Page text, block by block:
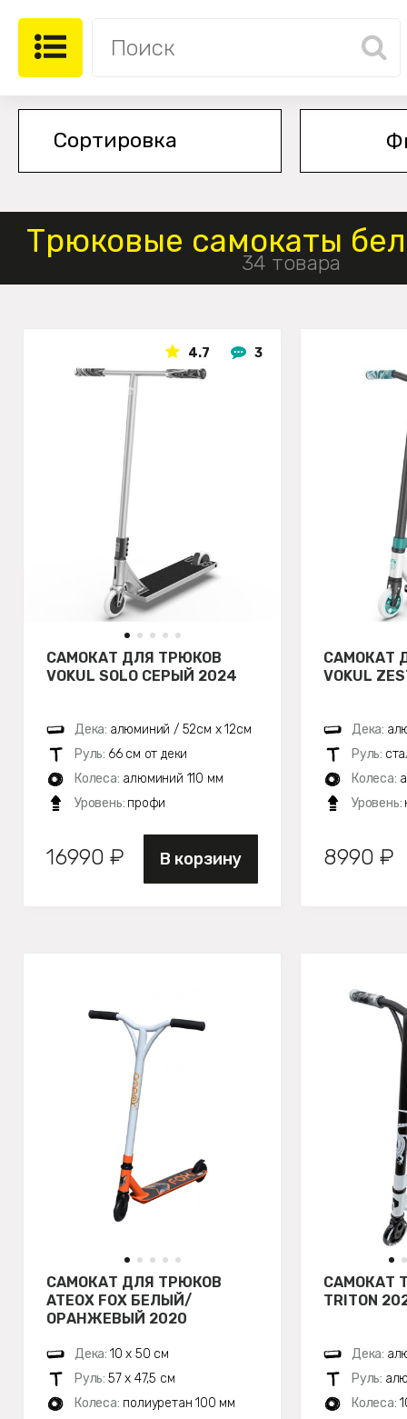
Трюковые самокаты
34 товара
4.7 3
САМОКАТ ДЛЯ ТРЮКОВ
VOKUL SOLO СЕРЫЙ 2024
Дека: алюминий / 52см х 12см
Руль: 66 см от деки
Колеса: алюминий 110 мм
Уровень: профи
16990 ₽ В корзину
САМОКАТ
VOKUL
Дека:
Руль:
Колеса:
Уровень:
8990 ₽
САМОКАТ ДЛЯ ТРЮКОВ
ATEOX FOX БЕЛЫЙ/
ОРАНЖЕВЫЙ 2020
Дека: 10 х 50 см
Руль: 57 х 47,5 см
Колеса: полиуретан 100 мм
САМОКАТ
TRITON
Дека:
Руль:
Колеса: